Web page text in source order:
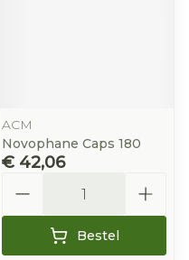
ACM
Novophane Caps 180
€ 42,06
Bestel